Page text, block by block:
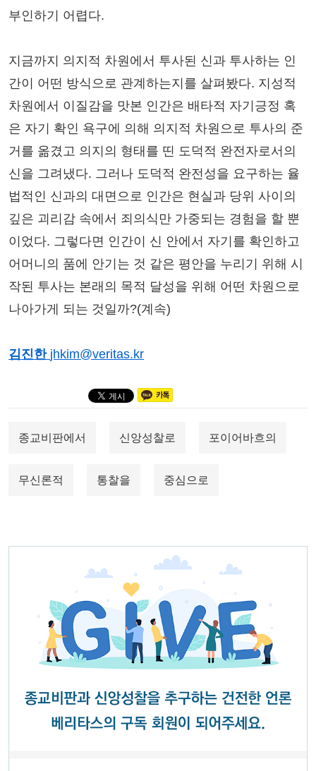
부인하기 어렵다.
지금까지 의지적 차원에서 투사된 신과 투사하는 인
간이 어떤 방식으로 관계하는지를 살펴봤다. 지성적
차원에서 이질감을 맛본 인간은 배타적 자기긍정 혹
은 자기 확인 욕구에 의해 의지적 차원으로 투사의 준
거를 옮겼고 의지의 형태를 띤 도덕적 완전자로서의
신을 그려냈다. 그러나 도덕적 완전성을 요구하는 율
법적인 신과의 대면으로 인간은 현실과 당위 사이의
깊은 괴리감 속에서 죄의식만 가중되는 경험을 할 뿐
이었다. 그렇다면 인간이 신 안에서 자기를 확인하고
어머니의 품에 안기는 것 같은 평안을 누리기 위해 시
작된 투사는 본래의 목적 달성을 위해 어떤 차원으로
나아가게 되는 것일까?(계속)
김진한 jhkim@veritas.kr
종교비판에서 신앙성찰로 포이어바흐의
무신론적 통찰을 중심으로